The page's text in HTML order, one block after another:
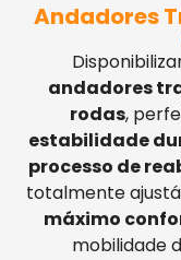
Andadores
andadores
rodas,
estabilidade
processo de
totalmente
máximo
mobilidade